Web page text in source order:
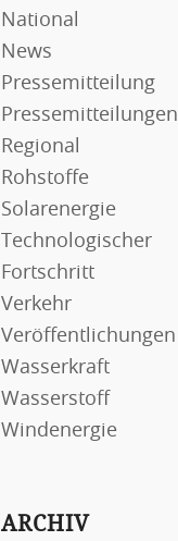
National
News
Pressemitteilung
Pressemitteilungen
Regional
Rohstoffe
Solarenergie
Technologischer
Fortschritt
Verkehr
Veröffentlichungen
Wasserkraft
Wasserstoff
Windenergie
ARCHIV